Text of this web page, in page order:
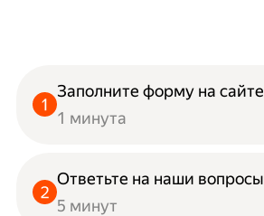
Заполните форму на сайте
1 минута
Ответьте на наши вопросы
5 минут